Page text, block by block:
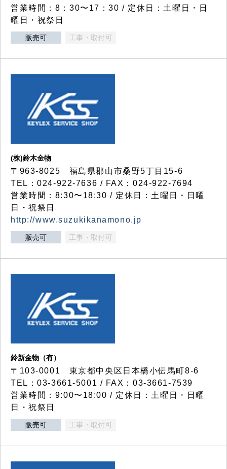
営業時間：8：30〜17：30 / 定休日：土曜日・日
曜日・祝祭日
販売可 工事・取付可
(株)鈴木金物
〒963-8025 福島県郡山市桑野5丁目15-6
TEL：024-922-7636 / FAX：024-922-7694
営業時間：8:30〜18:30 / 定休日：土曜日・日曜
日・祝祭日
http://www.suzukikanamono.jp
販売可 工事・取付可
鈴新金物（有）
〒103-0001 東京都中央区日本橋小伝馬町8-6
TEL：03-3661-5001 / FAX：03-3661-7539
営業時間：9:00〜18:00 / 定休日：土曜日・日曜
日・祝祭日
販売可 工事・取付可